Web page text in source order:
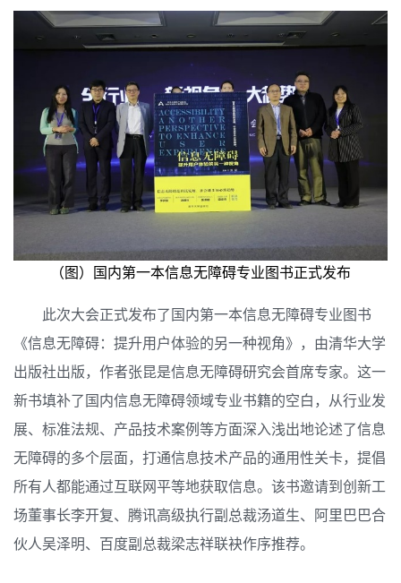
（图）国内第一本信息无障碍专业图书正式发布
此次大会正式发布了国内第一本信息无障碍专业图书
《信息无障碍：提升用户体验的另一种视角》，由清华大学
出版社出版，作者张昆是信息无障碍研究会首席专家。 这一
新书填补了国内信息无障碍领域专业书籍的空白，从行业发
展、标准法规、产品技术案例等方面深入浅出地论述了信息
无障碍的多个层面，打通信息技术产品的通用性关卡，提倡
所有人都能通过互联网平等地获取信息。 该书邀请到创新工
场董事长李开复、腾讯高级执行副总裁汤道生、阿里巴巴合
伙人吴泽明、百度副总裁梁志祥联袂作序推荐。